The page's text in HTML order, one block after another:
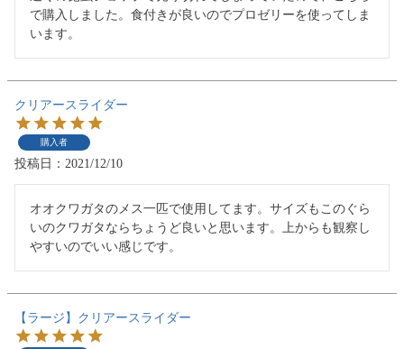
で購入しました。食付きが良いのでプロゼリーを使ってしま
います。
クリアースライダー
購入者
投稿日 2021/12/10
オオクワガタのメス一匹で使用してます。サイズもこのぐら
いのクワガタならちょうど良いと思います。上からも観察し
やすいのでいい感じです。
【ラージ】クリアースライダー